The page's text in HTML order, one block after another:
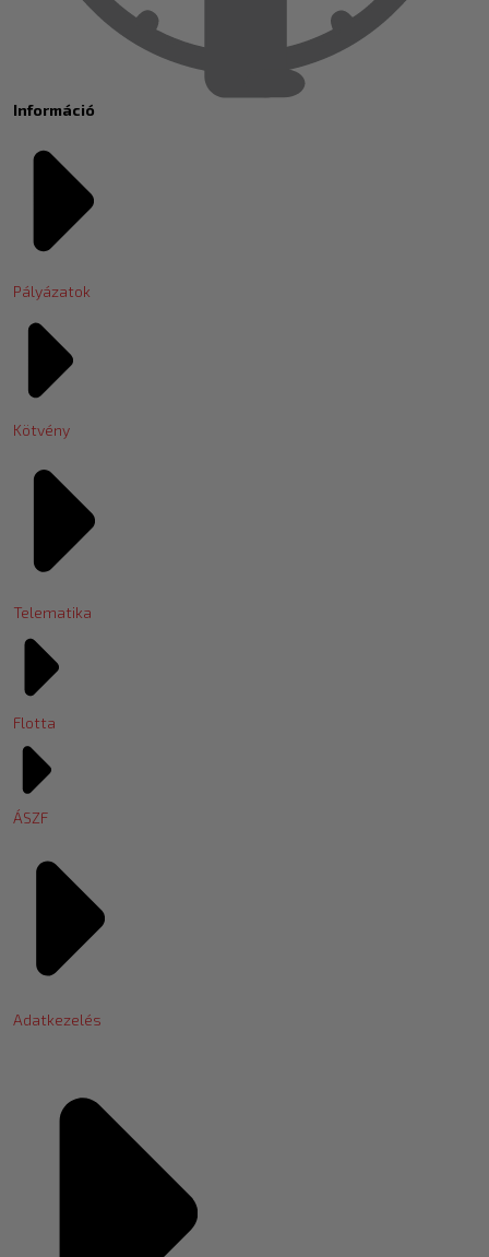
Információ
Pályázatok
Kötvény
Telematika
Flotta
ÁSZF
Adatkezelés